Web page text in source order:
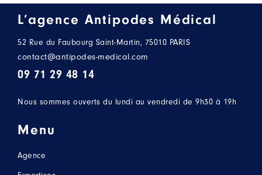
L’agence Antipodes Médical
52 Rue du Faubourg Saint-Martin, 75010 PARIS
contact@antipodes-medical.com
09 71 29 48 14
Nous sommes ouverts du lundi au vendredi de 9h30 à 19h
Menu
Agence